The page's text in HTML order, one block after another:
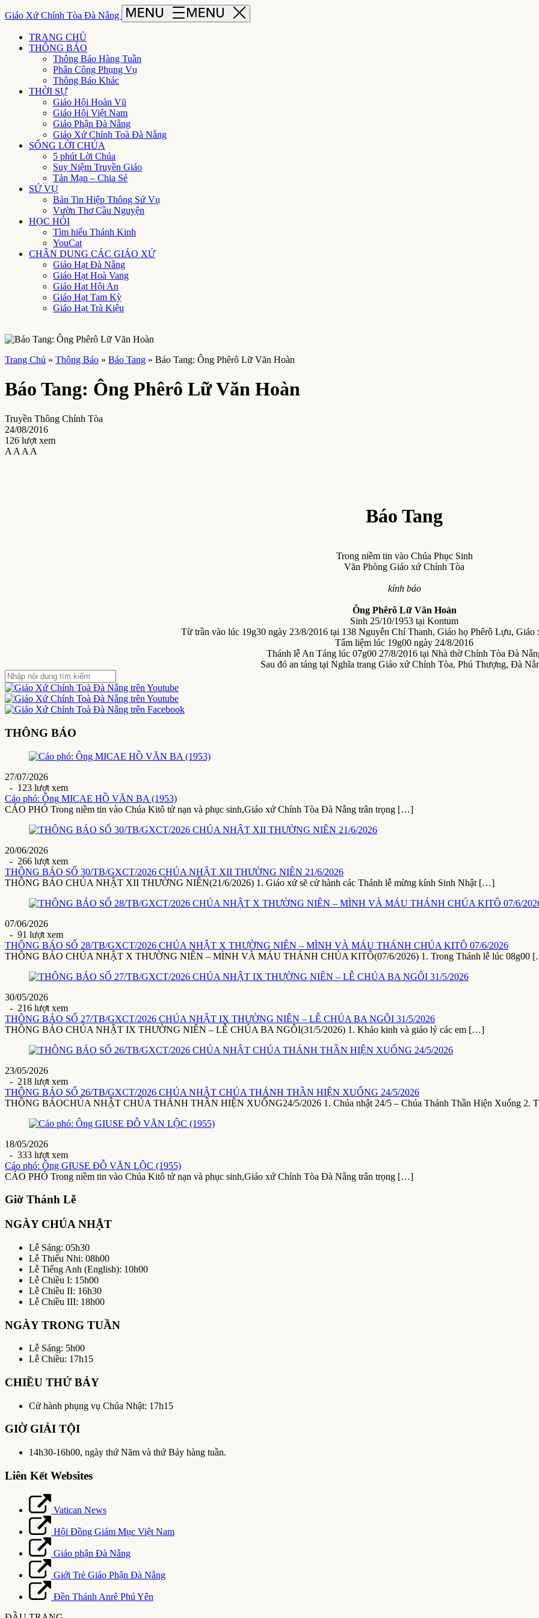
Giáo Xứ Chính Tòa Đà Nẵng
TRANG CHỦ
THÔNG BÁO
Thông Báo Hàng Tuần
Phân Công Phụng Vụ
Thông Báo Khác
THỜI SỰ
Giáo Hội Hoàn Vũ
Giáo Hội Việt Nam
Giáo Phận Đà Nẵng
Giáo Xứ Chính Toà Đà Nẵng
SỐNG LỜI CHÚA
5 phút Lời Chúa
Suy Niệm Truyền Giáo
Tản Mạn – Chia Sẻ
SỨ VỤ
Bản Tin Hiệp Thông Sứ Vụ
Vườn Thơ Cầu Nguyện
HỌC HỎI
Tìm hiểu Thánh Kinh
YouCat
CHÂN DUNG CÁC GIÁO XỨ
Giáo Hạt Đà Nẵng
Giáo Hạt Hoà Vang
Giáo Hạt Hội An
Giáo Hạt Tam Kỳ
Giáo Hạt Trà Kiệu
Trang Chủ » Thông Báo » Báo Tang » Báo Tang: Ông Phêrô Lữ Văn Hoàn
Báo Tang: Ông Phêrô Lữ Văn Hoàn
Truyền Thông Chính Tòa
24/08/2016
126 lượt xem
A A A A
Báo Tang
Trong niềm tin vào Chúa Phục Sinh
Văn Phòng Giáo xứ Chính Tòa
kính báo
Ông Phêrô Lữ Văn Hoàn
Sinh 25/10/1953 tại Kontum
Từ trần vào lúc 19g30 ngày 23/8/2016 tại 138 Nguyễn Chí Thanh, Giáo họ Phêrô Lựu,
Tẩm liệm lúc 19g00 ngày 24/8/2016
Thánh lễ An Táng lúc 07g00 27/8/2016 tại Nhà thờ Chính Tòa Đà
Sau đó an táng tại Nghĩa trang Giáo xứ Chính Tòa, Phú Thượng, Đà
THÔNG BÁO
27/07/2026
- 123 lượt xem
Cáo phó: Ông MICAE HỒ VĂN BA (1953)
CÁO PHÓ Trong niềm tin vào Chúa Kitô tử nạn và phục sinh,Giáo xứ Chính Tòa Đà Nẵng trân trọng […]
20/06/2026
- 266 lượt xem
THÔNG BÁO SỐ 30/TB/GXCT/2026 CHÚA NHẬT XII THƯỜNG NIÊN 21/6/2026
THÔNG BÁO CHÚA NHẬT XII THƯỜNG NIÊN(21/6/2026) 1. Giáo xứ sẽ cử hành các Thánh lễ mừng kính Sinh Nhật […]
07/06/2026
- 91 lượt xem
THÔNG BÁO SỐ 28/TB/GXCT/2026 CHÚA NHẬT X THƯỜNG NIÊN – MÌNH VÀ MÁU THÁNH CHÚA KITÔ 07/6/2026
THÔNG BÁO CHÚA NHẬT X THƯỜNG NIÊN – MÌNH VÀ MÁU THÁNH CHÚA KITÔ(07/6/2026) 1. Trong Thánh lễ lúc 08g00
30/05/2026
- 216 lượt xem
THÔNG BÁO SỐ 27/TB/GXCT/2026 CHÚA NHẬT IX THƯỜNG NIÊN – LỄ CHÚA BA NGÔI 31/5/2026
THÔNG BÁO CHÚA NHẬT IX THƯỜNG NIÊN – LỄ CHÚA BA NGÔI(31/5/2026) 1. Khảo kinh và giáo lý các em […]
23/05/2026
- 218 lượt xem
THÔNG BÁO SỐ 26/TB/GXCT/2026 CHÚA NHẬT CHÚA THÁNH THẦN HIỆN XUỐNG 24/5/2026
THÔNG BÁOCHÚA NHẬT CHÚA THÁNH THẦN HIỆN XUỐNG24/5/2026 1. Chúa nhật 24/5 – Chúa Thánh Thần Hiện Xuống 2.
18/05/2026
- 333 lượt xem
Cáo phó: Ông GIUSE ĐỖ VĂN LỘC (1955)
CÁO PHÓ Trong niềm tin vào Chúa Kitô tử nạn và phục sinh,Giáo xứ Chính Tòa Đà Nẵng trân trọng […]
Giờ Thánh Lễ
NGÀY CHÚA NHẬT
Lễ Sáng: 05h30
Lễ Thiếu Nhi: 08h00
Lễ Tiếng Anh (English): 10h00
Lễ Chiều I: 15h00
Lễ Chiều II: 16h30
Lễ Chiều III: 18h00
NGÀY TRONG TUẦN
Lễ Sáng: 5h00
Lễ Chiều: 17h15
CHIỀU THỨ BẢY
Cử hành phụng vụ Chúa Nhật: 17h15
GIỜ GIẢI TỘI
14h30-16h00, ngày thứ Năm và thứ Bảy hàng tuần.
Liên Kết Websites
Vatican News
Hội Đồng Giám Mục Việt Nam
Giáo phận Đà Nẵng
Giới Trẻ Giáo Phận Đà Nẵng
Đền Thánh Anrê Phú Yên